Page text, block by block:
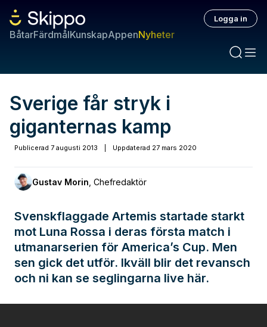
BåtarFärdmålKunskapAppenNyheter
Logga in
Sverige får stryk i
giganternas kamp
Publicerad 7 augusti 2013 Uppdaterad 27 mars 2020
Gustav Morin Chefredaktör
Svenskflaggade Artemis startade starkt
mot Luna Rossa i deras första match i
utmanarserien för America’s Cup. Men
sen gick det utför. Ikväll blir det revansch
och ni kan se seglingarna live här.